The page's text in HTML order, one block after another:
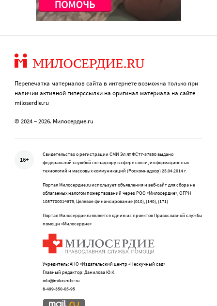
Перепечатка материалов сайта в интернете возможна только при
наличии активной гиперссылки на оригинал материала на сайте
miloserdie.ru
© 2024 – 2026. Милосердие.ru
16+
Свидетельство о регистрации СМИ Эл № ФС77-57850 выдано
федеральной службой по надзору в сфере связи, информационных
технологий и массовых коммуникаций (Роскомнадзор) 25.04.2014 г.
Портал Милосердие.ru использует объявления и веб-сайт для сбора не
облагаемых налогом пожертвований через РОО «Милосердие», ОГРН
1057700014679, Целевое финансирование (010), (140), (171)
Портал Милосердие.ru является одним из проектов Православной службы
помощи «Милосердие»
Учредитель: АНО «Издательский центр «Нескучный сад»
Главный редактор: Данилова Ю.К.
info@miloserdie.ru
8-499-350-05-95